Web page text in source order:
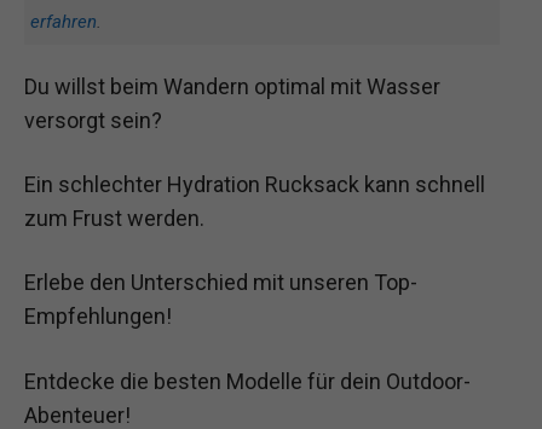
erfahren.
Du willst beim Wandern optimal mit Wasser
versorgt sein?
Ein schlechter Hydration Rucksack kann schnell
zum Frust werden.
Erlebe den Unterschied mit unseren Top-
Empfehlungen!
Entdecke die besten Modelle für dein Outdoor-
Abenteuer!